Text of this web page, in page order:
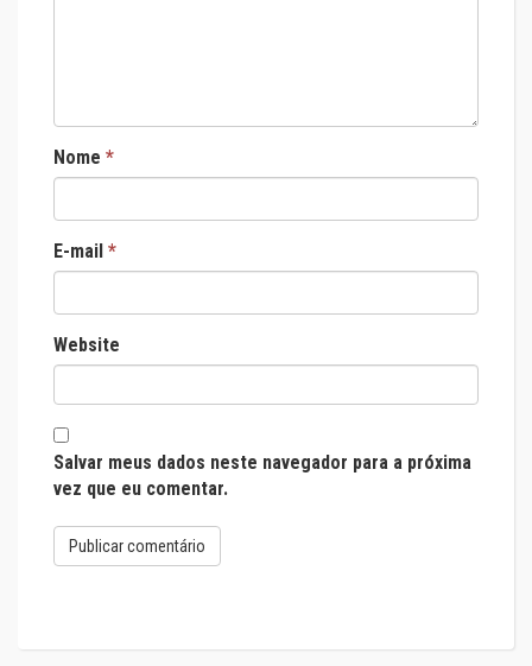
Nome *
E-mail *
Website
Salvar meus dados neste navegador para a próxima
vez que eu comentar.